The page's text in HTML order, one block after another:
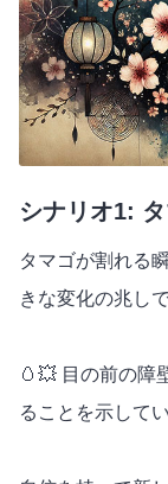
シナリオ1:
タマゴが割れる
きな変化の兆しで
🥚💥 目の前の障
ることを示してい